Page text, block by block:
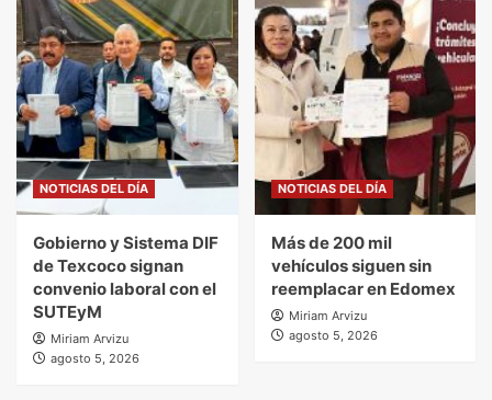
NOTICIAS DEL DÍA
Gobierno y Sistema DIF
de Texcoco signan
convenio laboral con el
SUTEyM
Miriam Arvizu
agosto 5, 2026
NOTICIAS DEL DÍA
Más de 200 mil
vehículos siguen sin
reemplacar en Edomex
Miriam Arvizu
agosto 5, 2026